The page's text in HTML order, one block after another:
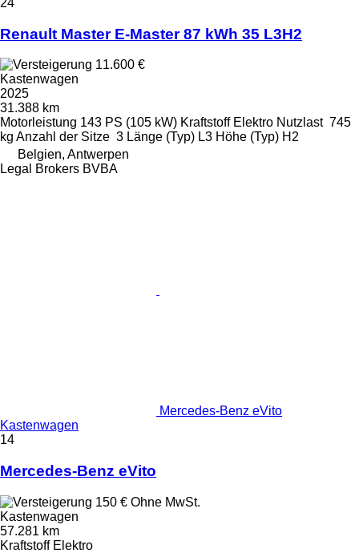
24
Renault Master E-Master 87 kWh 35 L3H2
11.600 €
Kastenwagen
2025
31.388 km
Motorleistung 143 PS (105 kW) Kraftstoff Elektro Nutzlast 745
kg Anzahl der Sitze 3 Länge (Typ) L3 Höhe (Typ) H2
Belgien, Antwerpen
Legal Brokers BVBA
Mercedes-Benz eVito
Kastenwagen
14
Mercedes-Benz eVito
150 € Ohne MwSt.
Kastenwagen
57.281 km
Kraftstoff Elektro